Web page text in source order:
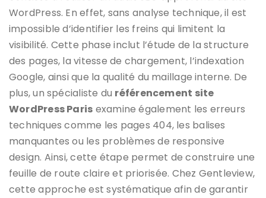
WordPress. En effet, sans analyse technique, il est
impossible d’identifier les freins qui limitent la
visibilité. Cette phase inclut l’étude de la structure
des pages, la vitesse de chargement, l’indexation
Google, ainsi que la qualité du maillage interne. De
plus, un spécialiste du référencement site
WordPress Paris examine également les erreurs
techniques comme les pages 404, les balises
manquantes ou les problèmes de responsive
design. Ainsi, cette étape permet de construire une
feuille de route claire et priorisée. Chez Gentleview,
cette approche est systématique afin de garantir